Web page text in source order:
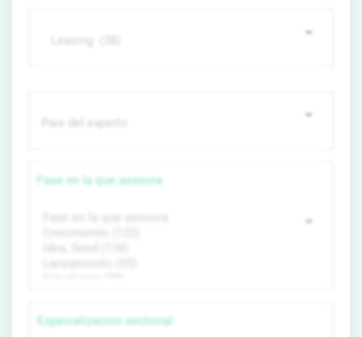
Fase en la que asesora
Especialización sectorial